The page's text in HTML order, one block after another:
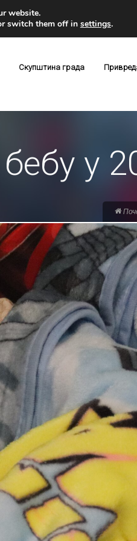
Скупштина града
у
website.
switch them off in settings.